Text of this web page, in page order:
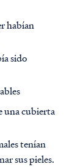
habían
sido
una cubierta
tenían
sus pieles.